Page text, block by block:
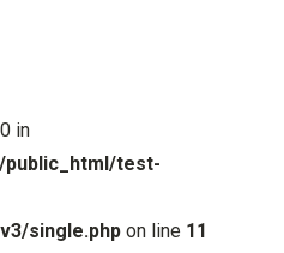
in
test-
single.php on line 11